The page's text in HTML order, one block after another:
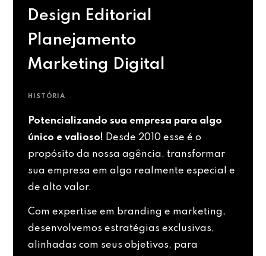
Design Editorial
Planejamento
Marketing Digital
HISTÓRIA
Potencializando sua empresa para algo
único e valioso! Desde 2010 esse é o
propósito da nossa agência, transformar
sua empresa em algo realmente especial e
de alto valor.
Com expertise em branding e marketing,
desenvolvemos estratégias exclusivas,
alinhadas com seus objetivos, para